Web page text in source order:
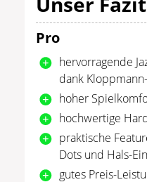
Pro
hervorragende
dank
hoher
hochwertige
praktische
Dots und Hals-
gutes Preis-